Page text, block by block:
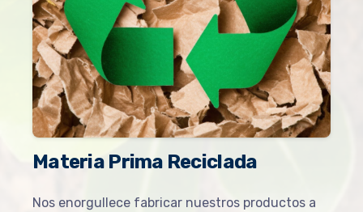
Materia Prima Reciclada
Nos enorgullece fabricar nuestros productos a